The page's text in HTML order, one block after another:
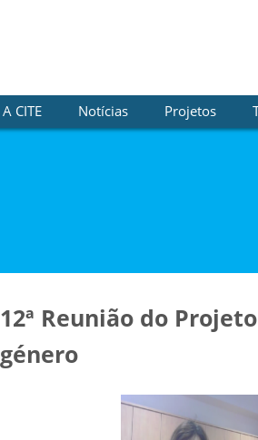
A CITE Notícias Projetos
12ª Reunião do
género